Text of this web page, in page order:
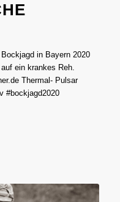
in Bayern 2020
ein krankes Reh.
Thermal- Pulsar
#bockjagd2020